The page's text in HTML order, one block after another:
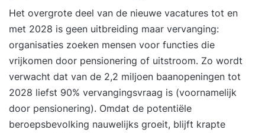
Het overgrote deel van de nieuwe vacatures tot en
met 2028 is geen uitbreiding maar vervanging:
organisaties zoeken mensen voor functies die
vrijkomen door pensionering of uitstroom. Zo wordt
verwacht dat van de 2,2 miljoen baanopeningen tot
2028 liefst 90% vervangingsvraag is (voornamelijk
door pensionering). Omdat de potentiële
beroepsbevolking nauwelijks groeit, blijft krapte